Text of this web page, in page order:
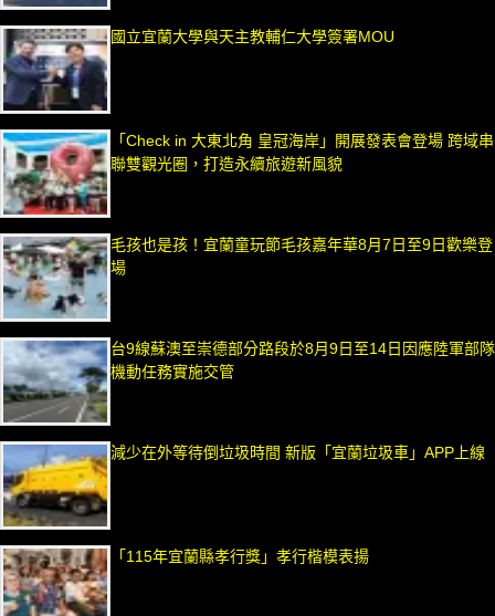
國立宜蘭大學與天主教輔仁大學簽署MOU
「Check in 大東北角 皇冠海岸」開展發表會登場 跨域串
聯雙觀光圈，打造永續旅遊新風貌
毛孩也是孩！宜蘭童玩節毛孩嘉年華8月7日至9日歡樂登
場
台9線蘇澳至崇德部分路段於8月9日至14日因應陸軍部隊
機動任務實施交管
減少在外等待倒垃圾時間 新版「宜蘭垃圾車」APP上線
「115年宜蘭縣孝行獎」孝行楷模表揚